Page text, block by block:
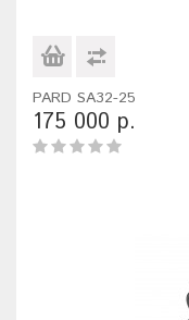
PARD SA32-25
175 000 р.